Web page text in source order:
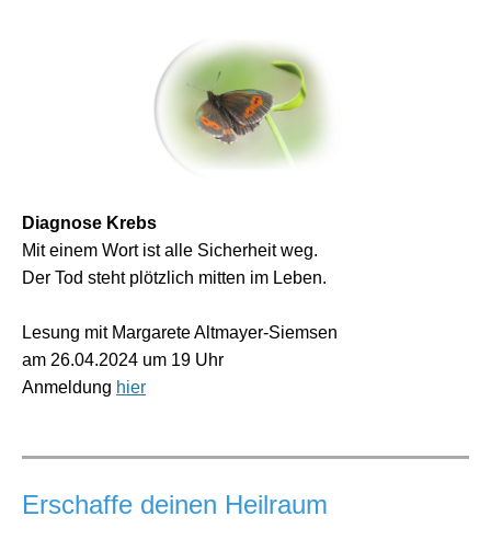
Diagnose Krebs
Mit einem Wort ist alle Sicherheit weg.
Der Tod steht plötzlich mitten im Leben.
Lesung mit Margarete Altmayer-Siemsen
am 26.04.2024 um 19 Uhr
Anmeldung hier
Erschaffe deinen Heilraum